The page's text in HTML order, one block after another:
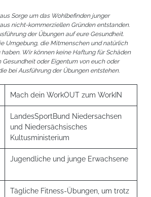
Sorge um das Wohlbefinden junger
nicht-kommerziellen Gründen entstanden.
der Übungen auf eure Gesundheit.
Umgebung, die Mitmenschen und natürlich
Wir können keine Haftung für Schäden
Gesundheit oder Eigentum von euch oder
bei Ausführung der Übungen entstehen.
Mach dein WorkOUT zum WorkIN
LandesSportBund Niedersachsen
und Niedersächsisches
Kultusministerium
Jugendliche und junge Erwachsene
Tägliche Fitness-Übungen, um trotz